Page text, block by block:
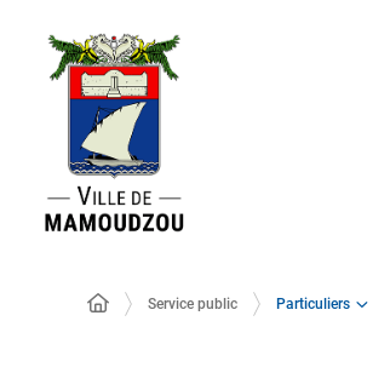
Service public Particuliers